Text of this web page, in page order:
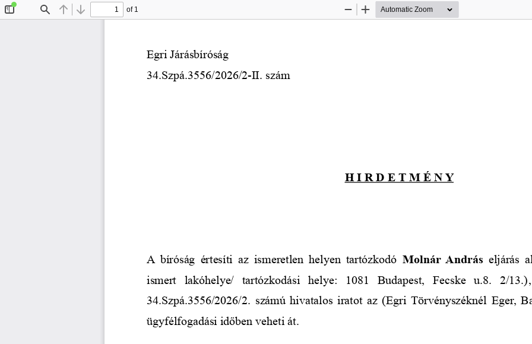
Find Previous
Next
of 1
Zoom
Zoom
Egri Járásbíróság
34.Szpá.3556/2026/2-II. szám
H I R D E T M É N Y
A bíróság értesíti az ismeretlen helyen tartózkodó Molnár András eljárás
ismert   lakóhelye/   tartózkodási   helye: 1081   Budapest,   Fecske   u.8.   2/13.)
34.Szpá.3556/2026/2. számú hivatalos iratot az (Egri Törvényszéknél Eger,
ügyfélfogadási időben veheti át.